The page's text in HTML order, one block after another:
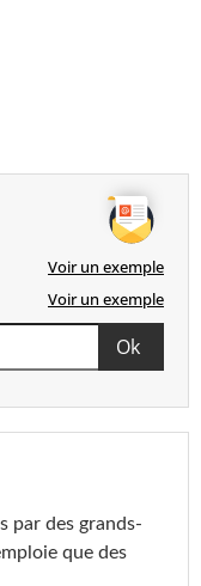
Voir un exemple
Voir un exemple
par des grands-
que des